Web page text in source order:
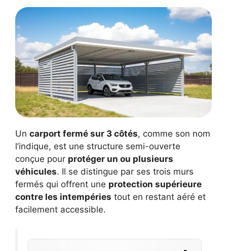
Un carport fermé sur 3 côtés, comme son nom
l’indique, est une structure semi-ouverte
conçue pour protéger un ou plusieurs
véhicules. Il se distingue par ses trois murs
fermés qui offrent une protection supérieure
contre les intempéries tout en restant aéré et
facilement accessible.